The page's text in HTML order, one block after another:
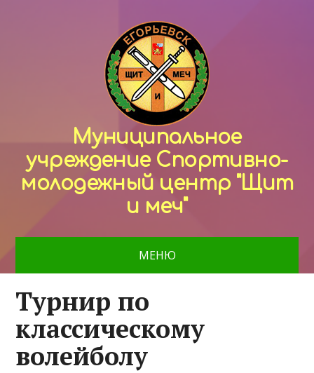
Муниципальное
учреждение Спортивно-
молодежный центр "Щит
и меч"
МЕНЮ
Турнир по
классическому
волейболу